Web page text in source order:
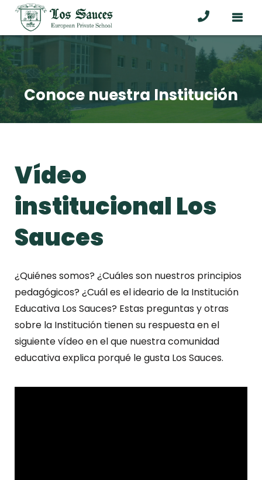
Conoce nuestra Institución
Vídeo
institucional Los
Sauces
¿Quiénes somos? ¿Cuáles son nuestros principios
pedagógicos? ¿Cuál es el ideario de la Institución
Educativa Los Sauces? Estas preguntas y otras
sobre la Institución tienen su respuesta en el
siguiente vídeo en el que nuestra comunidad
educativa explica porqué le gusta Los Sauces.